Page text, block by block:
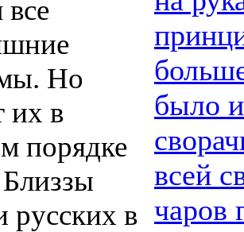
все
Но
их в
порядке
русских в
было
всей
чаров